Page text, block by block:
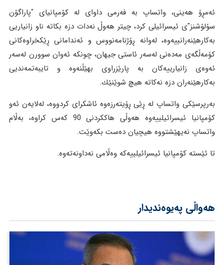
ئەمڕۆ هەینی، واتساپ بە فەرمی داوای لە كۆمپانیای "پاراگۆن
سۆلۆشنز"ی ئیسرائیلی كرد، چیتر هەوڵ نەدات دزە بكاتە ناو زانیاریی
بەكارهێنەرانییەوە، لەوانە ڕۆژنامەنووس و ئەندامانی ڕێكخراوەكانی
كۆمەڵگەی مەدەنی لەسەر ئاستی جیهان، چونكە ئەوان سوورن لەسەر
ئەوەی زانیارییەكان بە پارێزراوی بهێڵنەوە و تایبەتمەندیی
بەكارهێنەران دزە نەكاتە هیچ شوێنێك.
بەرپرسێكی واتساپ لە ڕێی ڕۆیتەرزەوە ئاشكرای كردووە، لەلایەن ئەو
كۆمپانیا ئیسرائیلییەوە هەوڵی هاككردنی 90 كەس كراوە، بەڵام
واتساپ نەیهێشتووە هیچیان دەست بكەوێت.
تا ئێستە كۆمپانیا ئیسرائیلییەكە وەڵامی نەداونەتەوە.
هەواڵی پەیوەندیدار